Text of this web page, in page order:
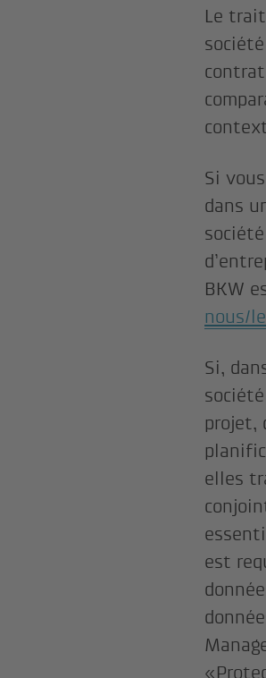
Le
Si
dans
BKW
nous/
Si,
projet,
elles
est